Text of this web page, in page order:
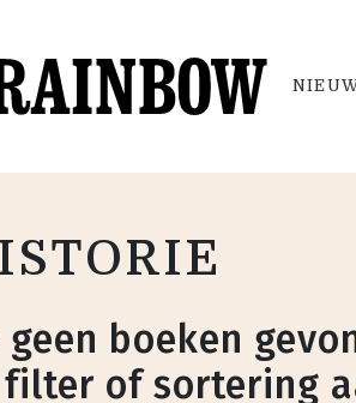
boeken
filter of sortering